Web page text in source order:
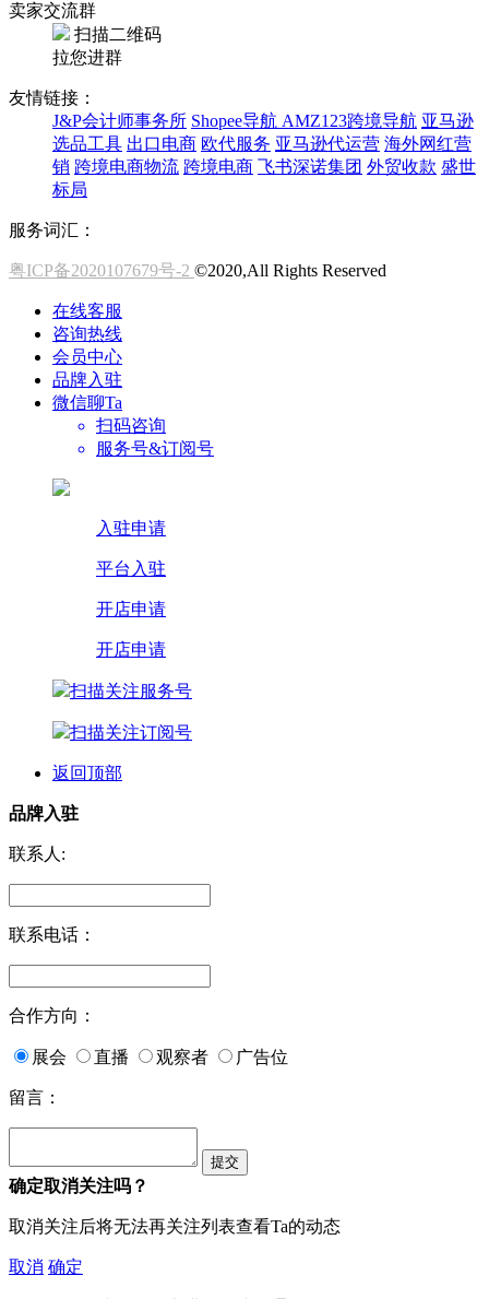
卖家交流群
扫描二维码
拉您进群
友情链接：
J&P会计师事务所 Shopee导航 AMZ123跨境导航 亚马逊
选品工具 出口电商 欧代服务 亚马逊代运营 海外网红营
销 跨境电商物流 跨境电商 飞书深诺集团 外贸收款 盛世
标局
服务词汇：
粤ICP备2020107679号-2 ©2020,All Rights Reserved
在线客服
咨询热线
会员中心
品牌入驻
微信聊Ta
扫码咨询
服务号&订阅号
入驻申请
平台入驻
开店申请
开店申请
扫描关注服务号
扫描关注订阅号
返回顶部
品牌入驻
联系人:
联系电话：
合作方向：
展会 直播 观察者 广告位
留言：
确定取消关注吗？
取消关注后将无法再关注列表查看Ta的动态
取消 确定